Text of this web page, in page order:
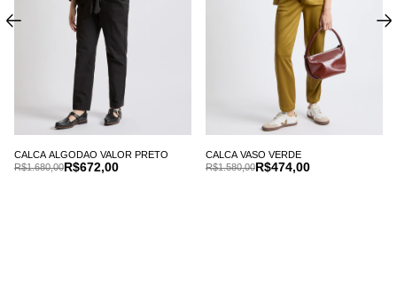
CALCA ALGODAO VALOR PRETO
R$672,00
R$1.680,00
CALCA VASO VERDE
R$474,00
R$1.580,00